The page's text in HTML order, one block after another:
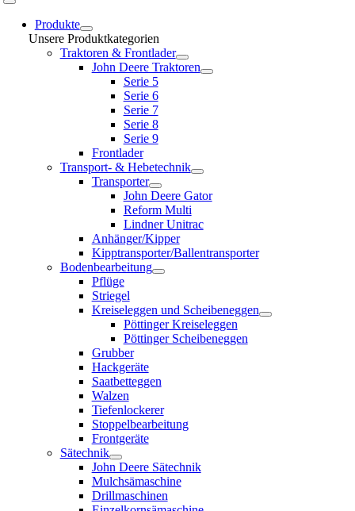
Toggle
NavigationProdukte
Unsere Produktkategorien
Traktoren & Frontlader
John Deere Traktoren
Serie 5
Serie 6
Serie 7
Serie 8
Serie 9
Frontlader
Transport- & Hebetechnik
Transporter
John Deere Gator
Reform Multi
Lindner Unitrac
Anhänger/Kipper
Kipptransporter/Ballentransporter
Bodenbearbeitung
Pflüge
Striegel
Kreiseleggen und Scheibeneggen
Pöttinger Kreiseleggen
Pöttinger Scheibeneggen
Grubber
Hackgeräte
Saatbetteggen
Walzen
Tiefenlockerer
Stoppelbearbeitung
Frontgeräte
Sätechnik
John Deere Sätechnik
Mulchsämaschine
Drillmaschinen